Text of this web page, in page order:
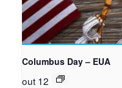
Columbus Day – EUA
out 12